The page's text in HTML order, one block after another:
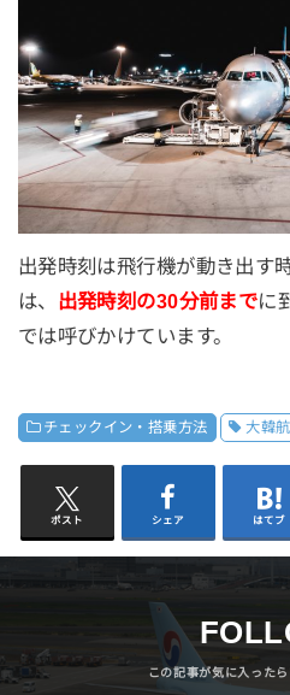
出発時刻は飛行機が動き出す
は、 出発時刻の30分前までに
では呼びかけています。
チェックイン・搭乗方法 大韓
ポスト シェア はてブ